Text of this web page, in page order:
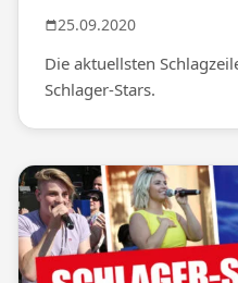
25.09.2020
Die aktuellsten
Schlager-Stars.